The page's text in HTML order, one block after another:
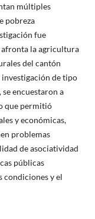
múltiples
pobreza
fue
la agricultura
del cantón
investigación de tipo
encuestaron a
que permitió
y económicas,
problemas
de asociatividad
públicas
condiciones y el